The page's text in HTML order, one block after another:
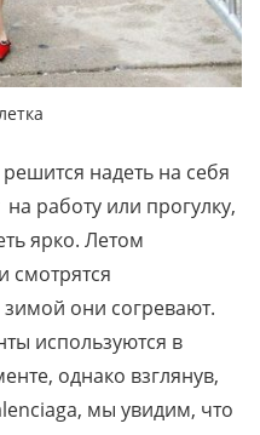
надеть на себя
работу или прогулку,
ярко. Летом
смотрятся
они согревают.
используются в
однако взглянув,
мы увидим, что